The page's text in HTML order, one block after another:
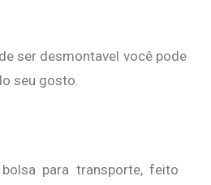
ser desmontavel você pode
seu gosto.
para transporte, feito